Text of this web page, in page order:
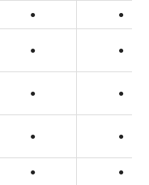
● ●
● ●
● ●
● ●
● ●